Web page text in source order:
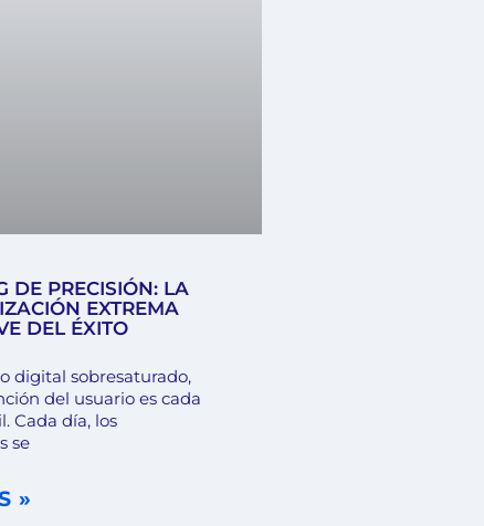
DE PRECISIÓN: LA
EXTREMA
DEL ÉXITO
digital sobresaturado,
del usuario es cada
Cada día, los
se
»